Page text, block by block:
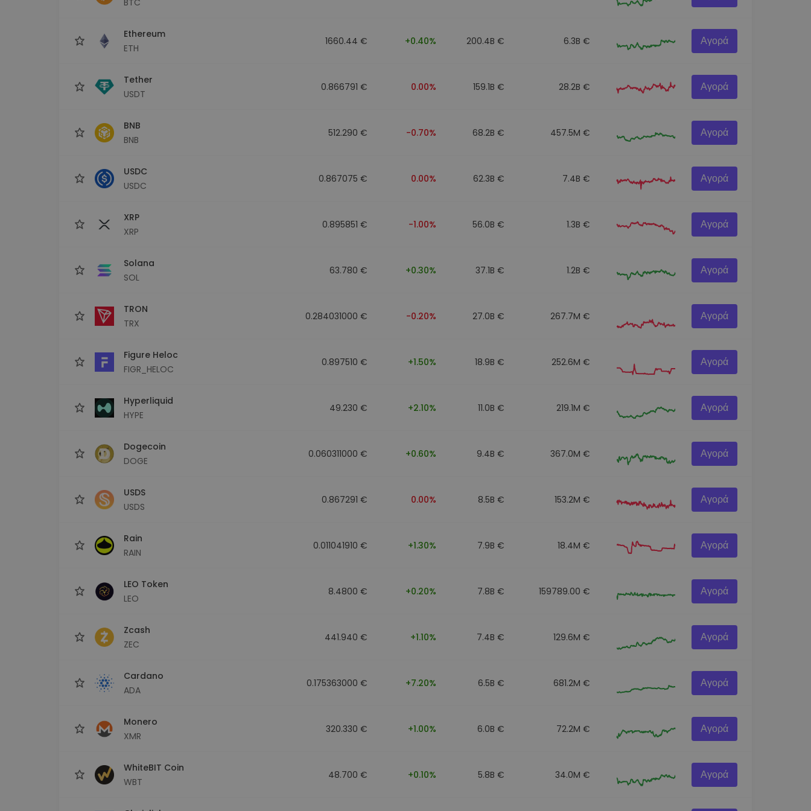
Ethereum
ETH
1660.44 € +0.40% 200.4B € 6.3B € Αγορά
Tether
USDT
0.866791 € 0.00% 159.1B € 28.2B € Αγορά
BNB
BNB
512.290 € -0.70% 68.2B € 457.5M € Αγορά
USDC
USDC
0.867075 € 0.00% 62.3B € 7.4B € Αγορά
XRP
XRP
0.895851 € -1.00% 56.0B € 1.3B € Αγορά
Solana
SOL
63.780 € +0.30% 37.1B € 1.2B € Αγορά
TRON
TRX
0.284031000 € -0.20% 27.0B € 267.7M € Αγορά
Figure Heloc
FIGR_HELOC
0.897510 € +1.50% 18.9B € 252.6M € Αγορά
Hyperliquid
HYPE
49.230 € +2.10% 11.0B € 219.1M € Αγορά
Dogecoin
DOGE
0.060311000 € +0.60% 9.4B € 367.0M € Αγορά
USDS
USDS
0.867291 € 0.00% 8.5B € 153.2M € Αγορά
Rain
RAIN
0.011041910 € +1.30% 7.9B € 18.4M € Αγορά
LEO Token
LEO
8.4800 € +0.20% 7.8B € 159789.00 € Αγορά
Zcash
ZEC
441.940 € +1.10% 7.4B € 129.6M € Αγορά
Cardano
ADA
0.175363000 € +7.20% 6.5B € 681.2M € Αγορά
Monero
XMR
320.330 € +1.00% 6.0B € 72.2M € Αγορά
WhiteBIT Coin
WBT
48.700 € +0.10% 5.8B € 34.0M € Αγορά